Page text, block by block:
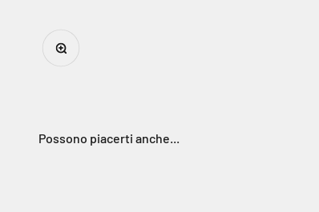
Ingrandisci immagine